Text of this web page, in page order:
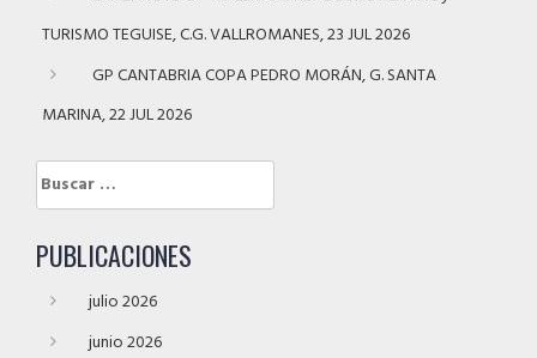
TURISMO TEGUISE, C.G. VALLROMANES, 23 JUL 2026
GP CANTABRIA COPA PEDRO MORÁN, G. SANTA
MARINA, 22 JUL 2026
Buscar:
PUBLICACIONES
julio 2026
junio 2026